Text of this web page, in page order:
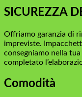
SICUREZZA
Offriamo garanzia di
impreviste.
consegniamo nella
completato
Comodità